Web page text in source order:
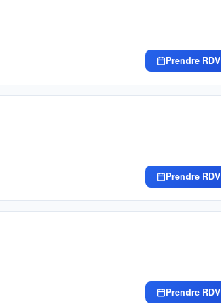
Prendre RDV
Prendre RDV
Prendre RDV